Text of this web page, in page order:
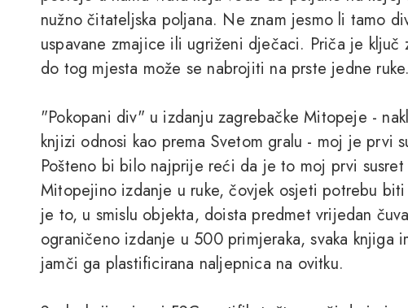
nužno čitateljska poljana. Ne znam jesmo li tamo
uspavane zmajice ili ugriženi dječaci. Priča je ključ
do tog mjesta može se nabrojiti na prste jedne
"Pokopani div" u izdanju zagrebačke Mitopeje -
knjizi odnosi kao prema Svetom gralu - moj je prvi
Pošteno bi bilo najprije reći da je to moj prvi
Mitopejino izdanje u ruke, čovjek osjeti potrebu
je to, u smislu objekta, doista predmet vrijedan
ograničeno izdanje u 500 primjeraka, svaka knjiga
jamči ga plastificirana naljepnica na ovitku.